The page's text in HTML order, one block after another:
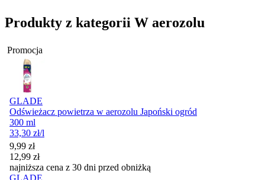
Produkty z kategorii W aerozolu
Promocja
GLADE
Odświeżacz powietrza w aerozolu Japoński ogród
300 ml
33,30 zł/l
Cena promocyjna
9,99 zł
12,99 zł
najniższa cena z 30 dni przed obniżką
GLADE